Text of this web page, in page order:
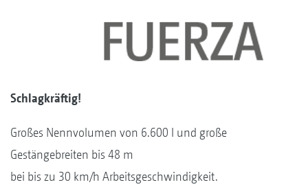
Schlagkräftig!
Großes Nennvolumen von 6.600 l und große
Gestängebreiten bis 48 m
bei bis zu 30 km/h Arbeitsgeschwindigkeit.